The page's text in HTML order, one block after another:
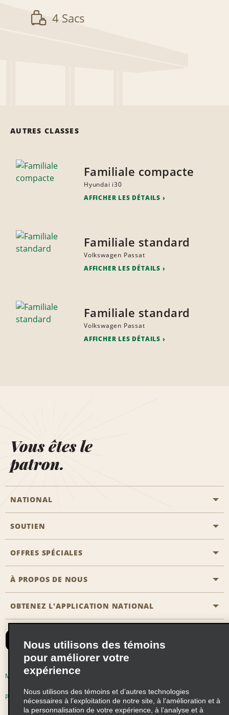
4 Sacs
AUTRES CLASSES
Familiale compacte
Hyundai i30
AFFICHER LES DÉTAILS
Familiale standard
Volkswagen Passat
AFFICHER LES DÉTAILS
Familiale standard
Volkswagen Passat
AFFICHER LES DÉTAILS
Vous êtes le
patron.
NATIONAL
Aviation générale
Emplacements Emerald Aisle
Agents de voyage
Réserver un véhicule pour quelqu'un d'autre
Emerald Club se connecter
Emerald Club S'inscrire
Emerald Club Avantages
SOUTIEN
Clients ayant un handicap
Nous contacter
FAQ
OFFRES SPÉCIALES
Toutes les offres
Abonnement aux courriels
À PROPOS DE NOUS
Histoire de l’entreprise
Responsabilité sociale
Occasions de franchise mondiales
Perspectives de carrière
OBTENEZ L'APPLICATION NATIONAL
Modalités d'utilisation
Politique sur les fichiers témoins
Nous utilisons des témoins
pour améliorer votre
expérience
Nous utilisons des témoins et d’autres technologies
nécessaires à l’exploitation de notre site, à l’amélioration et à
la personnalisation de votre expérience, à l’analyse et à